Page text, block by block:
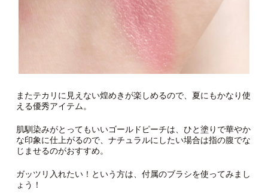
またテカリに見えない煌めきが楽しめるので、夏にもかなり使
える優秀アイテム。
肌馴染みがとってもいいゴールドピーチは、ひと塗りで華やか
な印象に仕上がるので、ナチュラルにしたい場合は指の腹でな
じませるのがおすすめ。
ガッツリ入れたい！という方は、付属のブラシを使ってみまし
ょう！